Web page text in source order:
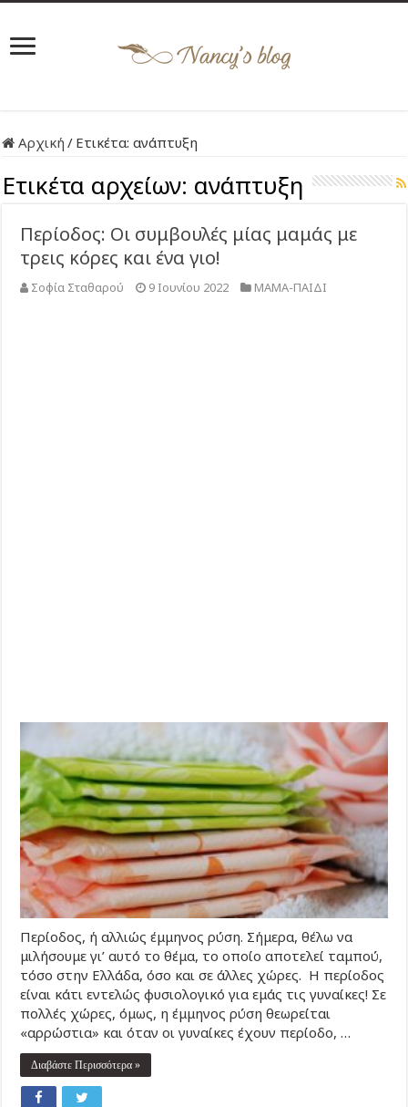
Αρχική / Ετικέτα:ανάπτυξη
Ετικέτα αρχείων: ανάπτυξη
Περίοδος: Οι συμβουλές μίας μαμάς με
τρεις κόρες και ένα γιο!
Σοφία Σταθαρού 9 Ιουνίου 2022 ΜΑΜΑ-ΠΑΙΔΙ
Περίοδος, ή αλλιώς έμμηνος ρύση. Σήμερα, θέλω να
μιλήσουμε γι’ αυτό το θέμα, το οποίο αποτελεί ταμπού,
τόσο στην Ελλάδα, όσο και σε άλλες χώρες. Η περίοδος
είναι κάτι εντελώς φυσιολογικό για εμάς τις γυναίκες! Σε
πολλές χώρες, όμως, η έμμηνος ρύση θεωρείται
«αρρώστια» και όταν οι γυναίκες έχουν περίοδο, …
Διαβάστε Περισσότερα »